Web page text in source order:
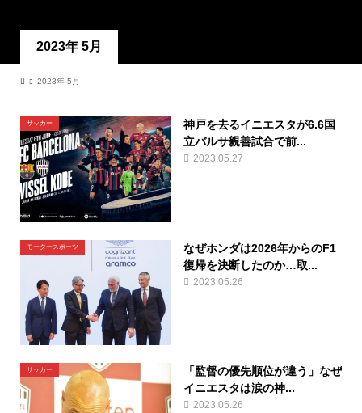
2023年 5月
2023年 5月
サッカー
神戸を去るイニエスタが6.6国
立バルサ親善試合で前...
2023.05.27
モータースポーツ
なぜホンダは2026年からのF1
復帰を決断したのか…取...
2023.05.26
サッカー
「監督の優先順位が違う」なぜ
イニエスタは涙の神...
2023.05.26